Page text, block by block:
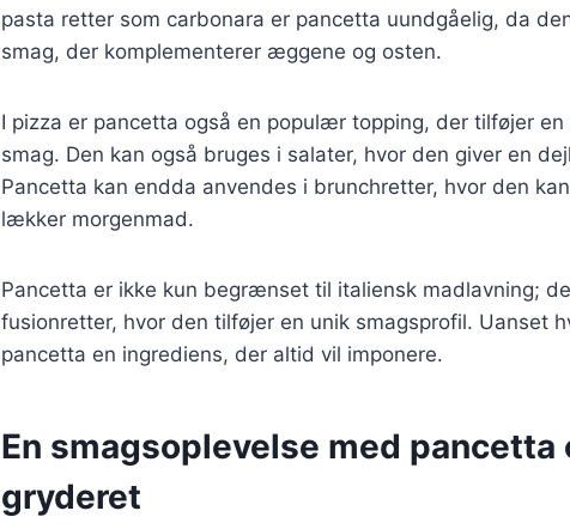
pasta retter som carbonara er pancetta uundgåelig, da
smag, der komplementerer æggene og osten.
I pizza er pancetta også en populær topping, der tilføjer
smag. Den kan også bruges i salater, hvor den giver en
Pancetta kan endda anvendes i brunchretter, hvor den
lækker morgenmad.
Pancetta er ikke kun begrænset til italiensk madlavning;
fusionretter, hvor den tilføjer en unik smagsprofil. Uanset
pancetta en ingrediens, der altid vil imponere.
En smagsoplevelse med pancetta
gryderet